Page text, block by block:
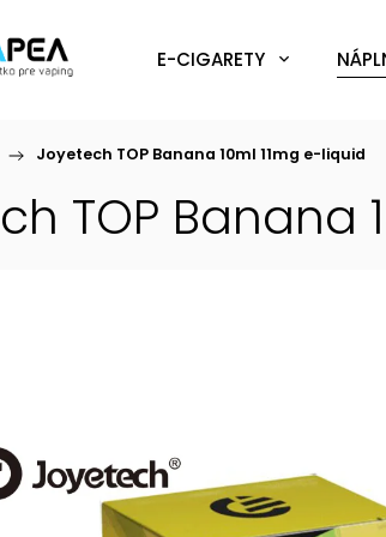
E-CIGARETY
/ Joyetech TOP Banana 10ml 11mg e-liquid
TOP Banana